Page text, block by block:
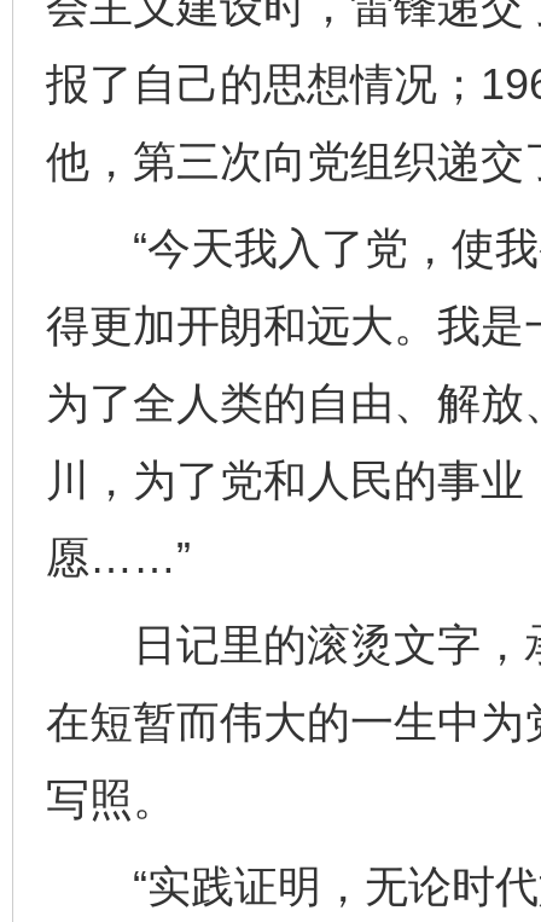
报了自己的思想情况；
他，第三次向党组织递交
“今天我入了党，使我
得更加开朗和远大。我
为了全人类的自由、解
川，为了党和人民的事
愿……”
日记里的滚烫文字，
在短暂而伟大的一生中
写照。
“实践证明，无论时代